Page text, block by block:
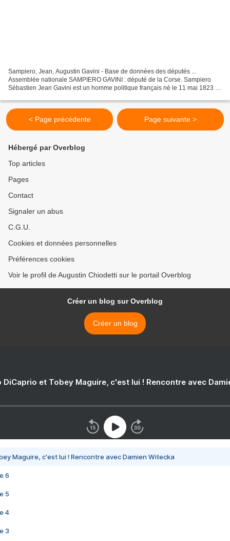
Sampiero, Jean, Augustin Gavini - Base de données des députés ...
Assemblée nationale SAMPIERO GAVINI : député de la Corse. Sampiero
Sébastien Jean Gavini est un homme politique français né le 11 mai 1823 à
< Page précédente Page suivante >
Hébergé par Overblog
Top articles
Pages
Contact
Signaler un abus
C.G.U.
Cookies et données personnelles
Préférences cookies
Voir le profil de Augustin Chiodetti sur le portail Overblog
Créer un blog sur Overblog
Créer un blog
DiCaprio et Tobey Maguire, c'est lui ! Rencontre avec
Maguire, c'est lui ! Rencontre avec Damien Witecka
6
5
4
3